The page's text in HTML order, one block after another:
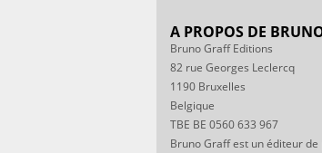
A PROPOS DE
Bruno Graff Editions
82 rue Georges Leclercq
1190 Bruxelles
Belgique
TBE BE 0560 633 967
Bruno Graff est un éditeur